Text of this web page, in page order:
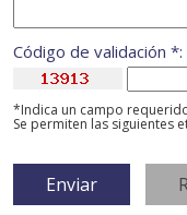
Código de validación *:
*Indica un campo
Se permiten las siguientes